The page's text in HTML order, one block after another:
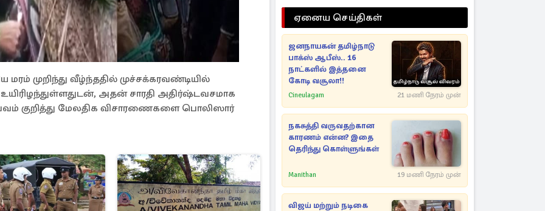
மரம் முறிந்து வீழ்ந்ததில் முச்சக்கரவண்டியில்
அதன் சாரதி அதிர்ஷ்டவசமாக
குறித்து மேலதிக விசாரணைகளை பொலிஸார்
ஏனைய செய்திகள்
ஜனநாயகன் தமிழ்நாடு
பாக்ஸ் ஆபீஸ்.. 16
நாட்களில் இத்தனை
கோடி வசூலா!!
Cineulagam 21 மணி நேரம் முன்
நகசுத்தி வருவதற்கான
காரணம் என்ன? இதை
தெரிந்து கொள்ளுங்கள்
Manithan 19 மணி நேரம் முன்
விஜய் மற்றும் நடிகை